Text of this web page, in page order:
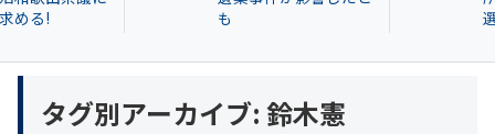
選なら利益相
タグ別アーカイブ: 鈴木憲